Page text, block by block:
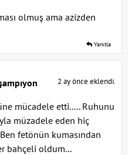
olmuş ama azizden
Yanıtla
2 ay önce eklendi.
mücadele etti..... Ruhunu
müzadele eden hiç
fetönün kumasından
bahçeli oldum...